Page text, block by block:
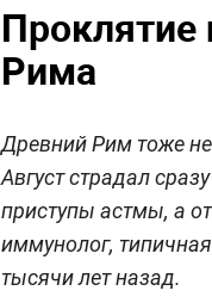
Проклятие
Рима
Древний Рим тоже
Август страдал
приступы астмы, а
иммунолог,
тысячи лет назад.